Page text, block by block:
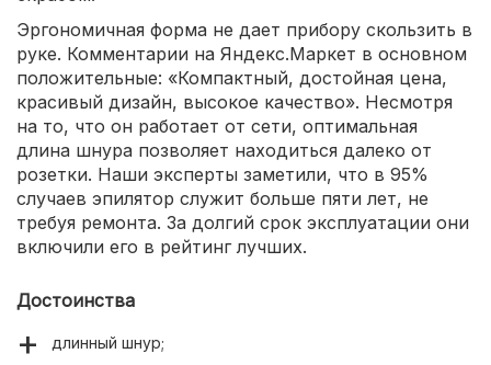
Эргономичная форма не дает прибору скользить в
руке. Комментарии на Яндекс.Маркет в основном
положительные: «Компактный, достойная цена,
красивый дизайн, высокое качество». Несмотря
на то, что он работает от сети, оптимальная
длина шнура позволяет находиться далеко от
розетки. Наши эксперты заметили, что в 95%
случаев эпилятор служит больше пяти лет, не
требуя ремонта. За долгий срок эксплуатации они
включили его в рейтинг лучших.
Достоинства
длинный шнур;